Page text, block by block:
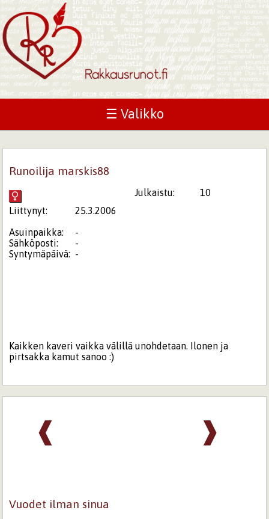
☰ Valikko
Runoilija marskis88
Julkaistu:
10
Liittynyt:
25.3.2006
Asuinpaikka:
-
Sähköposti:
-
Syntymäpäivä: -
Kaikken kaveri vaikka välillä unohdetaan. Ilonen ja
pirtsakka kamut sanoo :)
❱
❰
Vuodet ilman sinua